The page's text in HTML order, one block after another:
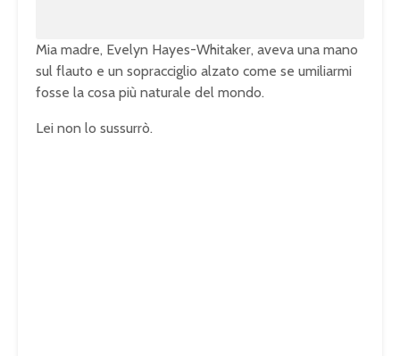
Mia madre, Evelyn Hayes-Whitaker, aveva una mano
sul flauto e un sopracciglio alzato come se umiliarmi
fosse la cosa più naturale del mondo.
Lei non lo sussurrò.